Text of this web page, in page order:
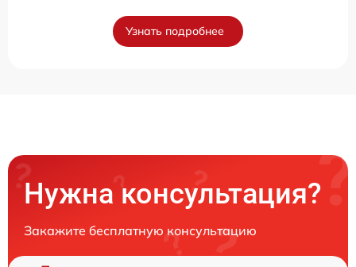
Узнать подробнее
Нужна консультация?
Закажите бесплатную консультацию